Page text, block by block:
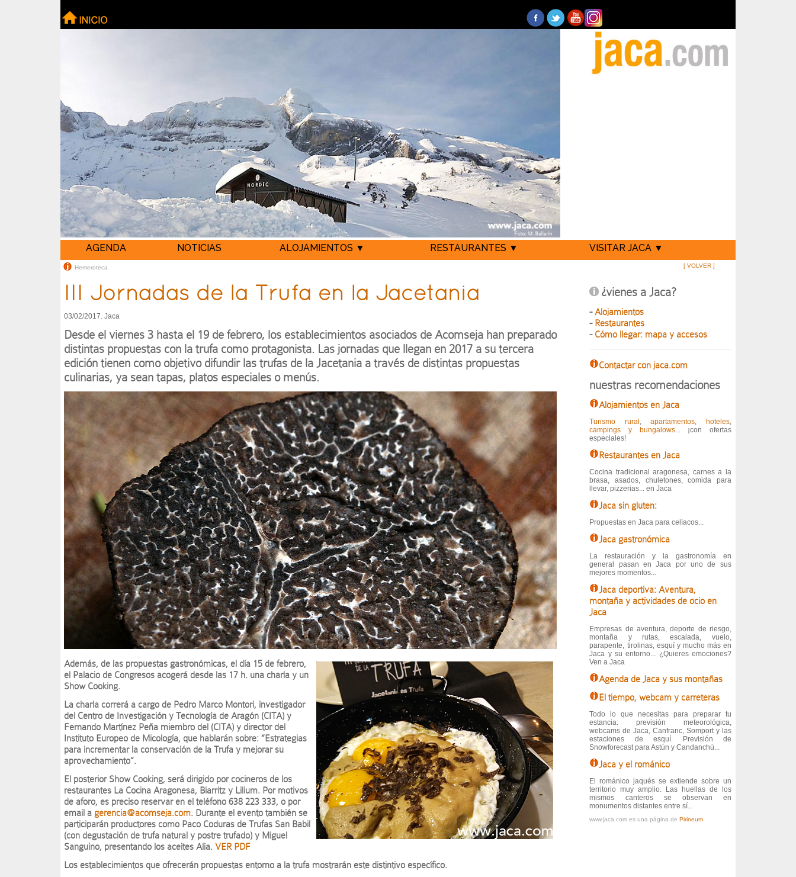
AGENDA NOTICIAS ALOJAMIENTOS ▼ RESTAURANTES ▼ VISITAR JACA ▼
[ VOLVER ]
Hemeroteca
III Jornadas de la Trufa en la Jacetania
03/02/2017. Jaca
Desde el viernes 3 hasta el 19 de febrero, los establecimientos asociados de Acomseja han preparado
distintas propuestas con la trufa como protagonista. Las jornadas que llegan en 2017 a su tercera
edición tienen como objetivo difundir las trufas de la Jacetania a través de distintas propuestas
culinarias, ya sean tapas, platos especiales o menús.
Además, de las propuestas gastronómicas, el día 15 de febrero,
el Palacio de Congresos acogerá desde las 17 h. una charla y un
Show Cooking.
La charla correrá a cargo de Pedro Marco Montori, investigador
del Centro de Investigación y Tecnología de Aragón (CITA) y
Fernando Martínez Peña miembro del (CITA) y director del
Instituto Europeo de Micología, que hablarán sobre: “Estrategias
para incrementar la conservación de la Trufa y mejorar su
aprovechamiento”.
El posterior Show Cooking, será dirigido por cocineros de los
restaurantes La Cocina Aragonesa, Biarritz y Lilium. Por motivos
de aforo, es preciso reservar en el teléfono 638 223 333, o por
email a gerencia@acomseja.com. Durante el evento también se
participarán productores como Paco Coduras de Trufas San Babil
(con degustación de trufa natural y postre trufado) y Miguel
Sanguino, presentando los aceites Alia. VER PDF
Los establecimientos que ofrecerán propuestas entorno a la trufa mostrarán este distintivo específico.
¿vienes a Jaca?
- Alojamientos
- Restaurantes
- Cómo llegar: mapa y accesos
Contactar con jaca.com
nuestras recomendaciones
Alojamientos en Jaca
Turismo rural ,apartamentos hoteles,
campings y bungalows... ¡con ofertas
especiales!
Restaurantes en Jaca
Cocina tradicional aragonesa, carnes a la
brasa, asados, chuletones, comida para
llevar, pizzerias... en Jaca
Jaca sin gluten:
Propuestas en Jaca para celíacos...
Jaca gastronómica
La restauración y la gastronomía en
general pasan en Jaca por uno de sus
mejores momentos...
Jaca deportiva: Aventura,
montaña y actividades de ocio en
Jaca
Empresas de aventura, deporte de riesgo,
montaña y rutas, escalada, vuelo,
parapente, tirolinas, esquí y mucho más en
Jaca y su entorno... ¿Quieres emociones?
Ven a Jaca
Agenda de Jaca y sus montañas
El tiempo, webcam y carreteras
Todo lo que necesitas para preparar tu
estancia: previsión meteorológica,
webcams de Jaca, Canfranc, Somport y las
estaciones de esquí. Previsión de
Snowforecast para Astún y Candanchú...
Jaca y el románico
El románico jaqués se extiende sobre un
territorio muy amplio. Las huellas de los
mismos canteros se observan en
monumentos distantes entre sí...
www.jaca.com es una página dePirineum